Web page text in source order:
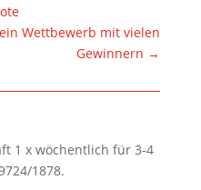
Wettbewerb mit vielen
Gewinnern →
1 x wöchentlich für 3-4
1878.